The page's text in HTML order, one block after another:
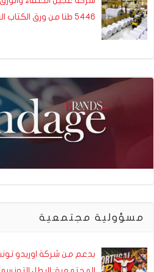
5446 طنا من ورق الكتاب المدرسي وتؤمّن كامل…
مسؤولية مجتمعية
بدعم من شركة اوريدو